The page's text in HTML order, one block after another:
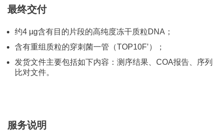
最终交付
约4 µg含有目的片段的高纯度冻干质粒DNA；
含有重组质粒的穿刺菌一管（TOP10F’）；
发货文件主要包括如下内容：测序结果、COA报告、序列
比对文件。
服务说明